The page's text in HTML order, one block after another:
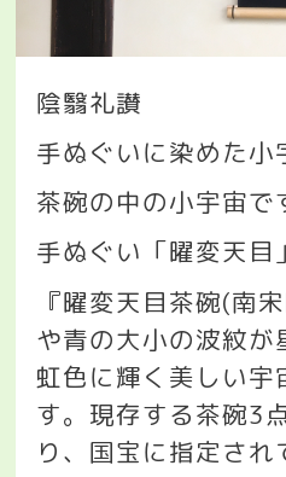
陰翳礼讃
手ぬぐいに染めた小
茶碗の中の小宇宙で
手ぬぐい「曜変天目」
『曜変天目茶碗(南
や青の大小の波紋が
虹色に輝く美しい宇
す。現存する茶碗3
り、国宝に指定さ